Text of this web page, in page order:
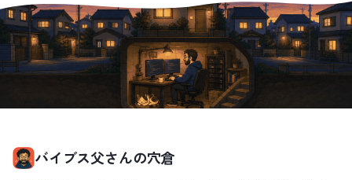
バイブス父さんの穴倉